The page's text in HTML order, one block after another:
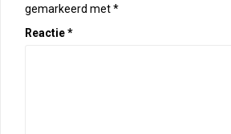
gemarkeerd met*
Reactie*